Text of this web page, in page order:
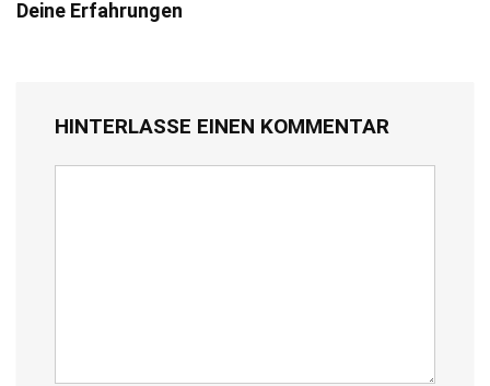
Deine Erfahrungen
HINTERLASSE EINEN KOMMENTAR